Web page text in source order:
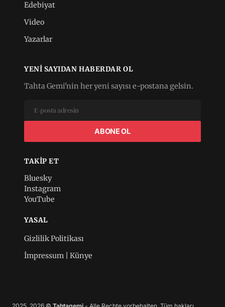
Edebiyat
Video
Yazarlar
YENI SAYIDAN HABERDAR OL
Tahta Gemi'nin her yeni sayısı e-postana gelsin.
ABONE OL
TAKIP ET
Bluesky
Instagram
YouTube
YASAL
Gizlilik Politikası
İmpressum | Künye